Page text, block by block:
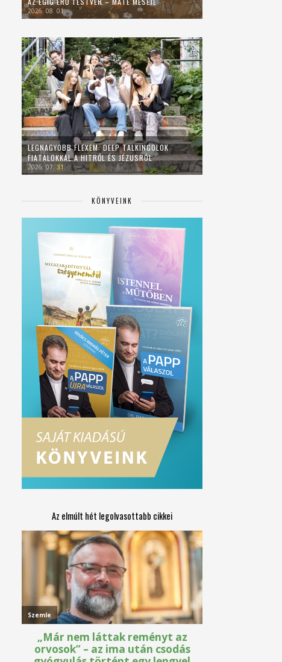
2026. 08. 01.
LEGNAGYOBB FLEXEM: DEEP TALKINGOLOK
FIATALOKKAL A HITRŐL ÉS JÉZUSRÓL
2026. 07. 31.
KÖNYVEINK
Az elmúlt hét legolvasottabb cikkei